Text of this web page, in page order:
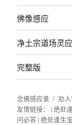
佛像感应
净土宗道场灵
完整版
念佛感应录
劝
友情链接： |绝处
问必答 |绝处逢生